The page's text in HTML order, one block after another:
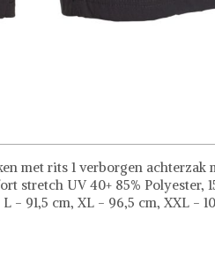
met rits 1 verborgen achterzak
stretch UV 40+ 85% Polyester,
- 91,5 cm, XL - 96,5 cm, XXL -